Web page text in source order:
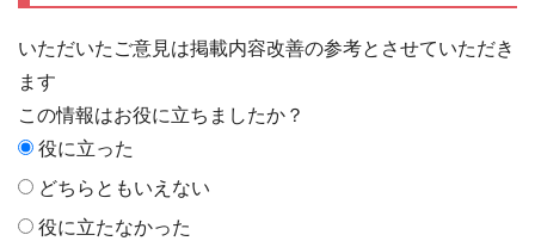
いただいたご意見は掲載内容改善の参考とさせていただき
ます
この情報はお役に立ちましたか？
役に立った
どちらともいえない
役に立たなかった